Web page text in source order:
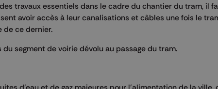
travaux essentiels dans le cadre du chantier du tram, il
avoir accès à leur canalisations et câbles une fois le
de ce dernier.
segment de voirie dévolu au passage du tram.